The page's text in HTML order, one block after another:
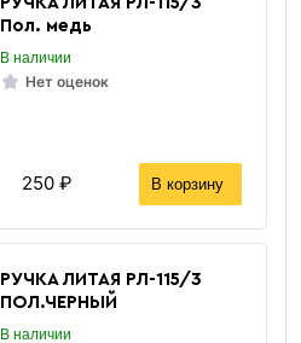
Пол. медь
В наличии
Нет оценок
250 ₽ В корзину
РУЧКА ЛИТАЯ РЛ-115/3
ПОЛ.ЧЕРНЫЙ
В наличии
Окрашенный